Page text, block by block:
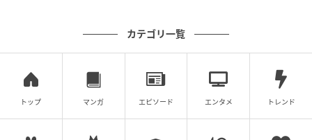
カテゴリ一覧
トップ マンガ エピソード エンタメ トレンド